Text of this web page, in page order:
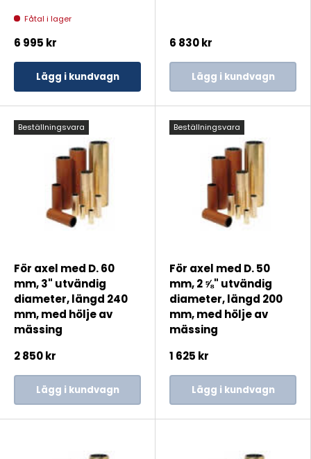
Fåtal i lager
6 995 kr
Lägg i kundvagn
6 830 kr
Lägg i kundvagn
Beställningsvara
För axel med D. 60
mm, 3" utvändig
diameter, längd 240
mm, med hölje av
mässing
2 850 kr
Lägg i kundvagn
Beställningsvara
För axel med D. 50
mm, 2 ⅝" utvändig
diameter, längd 200
mm, med hölje av
mässing
1 625 kr
Lägg i kundvagn